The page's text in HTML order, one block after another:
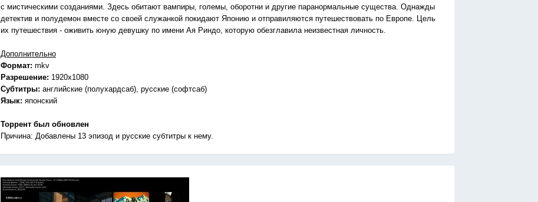
с мистическими созданиями. Здесь обитают вампиры, големы, оборотни и другие паранормальные существа. Однажды
детектив и полудемон вместе со своей служанкой покидают Японию и отправиляются путешествовать по Европе. Цель
их путешествия - оживить юную девушку по имени Ая Риндо, которую обезглавила неизвестная личность.
Дополнительно
Формат: mkv
Разрешение: 1920x1080
Субтитры: английские (полухардсаб), русские (софтсаб)
Язык: японский
Торрент был обновлен
Причина: Добавлены 13 эпизод и русские субтитры к нему.